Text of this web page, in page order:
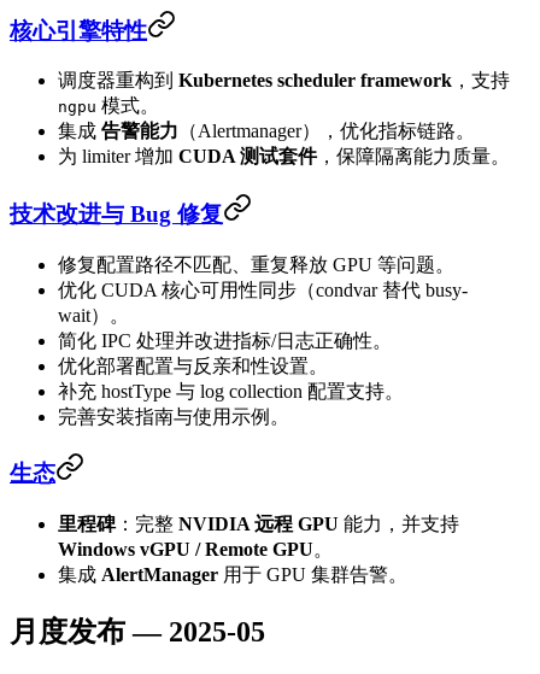
核心引擎特性
调度器重构到 Kubernetes scheduler framework ，支持
ngpu 模式。
集成 告警能力 （Alertmanager），优化指标链路。
为 limiter 增加 CUDA 测试套件，保障隔离能力质量。
技术改进与 Bug 修复
修复配置路径不匹配、重复释放 GPU 等问题。
优化 CUDA 核心可用性同步（condvar 替代 busy-
wait）。
简化 IPC 处理并改进指标/日志正确性。
优化部署配置与反亲和性设置。
补充 hostType 与 log collection 配置支持。
完善安装指南与使用示例。
生态
里程碑：完整 NVIDIA 远程 GPU 能力，并支持
Windows vGPU / Remote GPU。
集成 AlertManager 用于 GPU 集群告警。
月度发布 — 2025-05